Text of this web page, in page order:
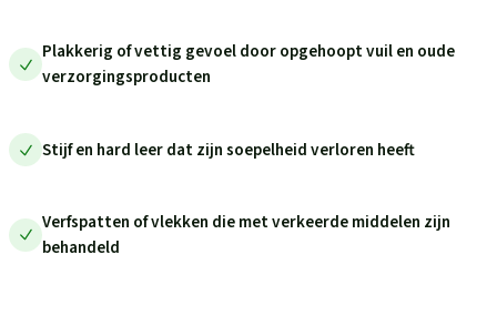
Plakkerig of vettig gevoel door opgehoopt vuil en oude
verzorgingsproducten
Stijf en hard leer dat zijn soepelheid verloren heeft
Verfspatten of vlekken die met verkeerde middelen zijn
behandeld